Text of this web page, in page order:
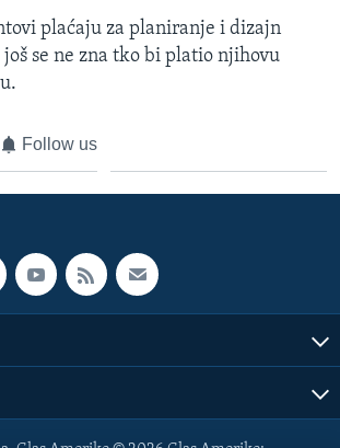
plaćaju za planiranje i dizajn
se ne zna tko bi platio njihovu
Follow us